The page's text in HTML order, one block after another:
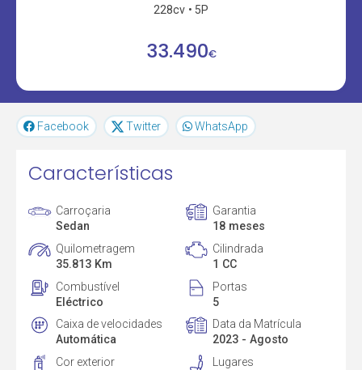
228cv
5P
33.490€
Facebook Twitter WhatsApp
Características
Carroçaria
Sedan
Garantia
18 meses
Quilometragem
35.813 Km
Cilindrada
1 CC
Combustível
Eléctrico
Portas
5
Caixa de velocidades
Automática
Data da Matrícula
2023 - Agosto
Cor exterior
Lugares